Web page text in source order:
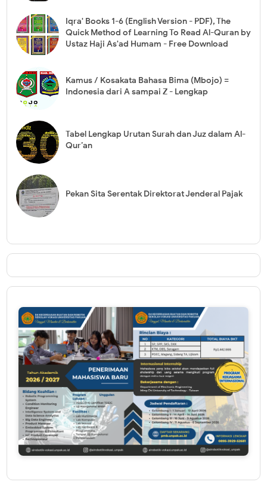
Iqra' Books 1-6 (English Version - PDF), The
Quick Method of Learning To Read Al-Quran by
Ustaz Haji As'ad Humam - Free Download
Kamus / Kosakata Bahasa Bima (Mbojo) =
Indonesia dari A sampai Z - Lengkap
Tabel Lengkap Urutan Surah dan Juz dalam Al-
Qur’an
Pekan Sita Serentak Direktorat Jenderal Pajak